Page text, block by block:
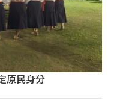
原民身分